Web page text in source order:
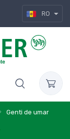
RO
Genti de umar